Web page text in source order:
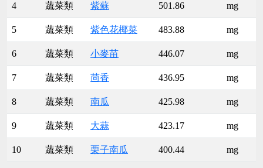
4 蔬菜類 紫蘇 501.86 mg
5 蔬菜類 紫色花椰菜 483.88 mg
6 蔬菜類 小麥苗 446.07 mg
7 蔬菜類 茴香 436.95 mg
8 蔬菜類 南瓜 425.98 mg
9 蔬菜類 大蒜 423.17 mg
10 蔬菜類 栗子南瓜 400.44 mg